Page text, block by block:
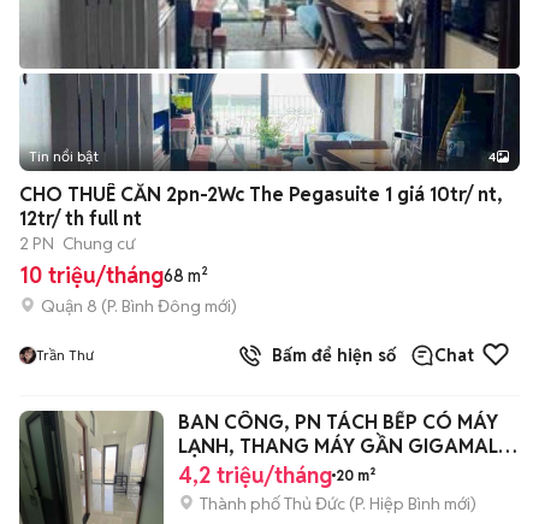
Tin nổi bật 4
CHO THUÊ CĂN 2pn-2Wc The Pegasuite 1 giá 10tr/ nt,
12tr/ th full nt
2 PN Chung cư
10 triệu/tháng68 m²
Quận 8 (P. Bình Đông mới)
Trần Thư Bấm để hiện số Chat
BAN CÔNG, PN TÁCH BẾP CÓ MÁY
LẠNH, THANG MÁY GẦN GIGAMALL,
ĐH LUẬT CS2
4,2 triệu/tháng 20 m²
Thành phố Thủ Đức (P. Hiệp Bình mới)